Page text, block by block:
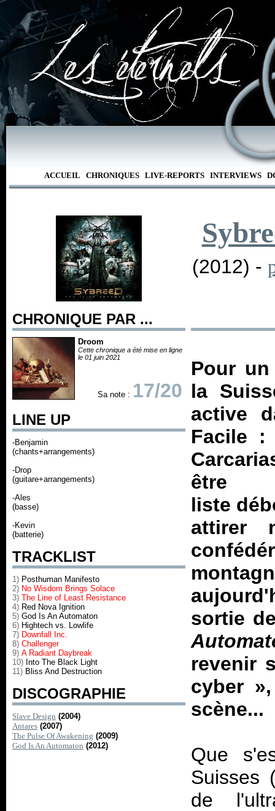
ACCUEIL CHRONIQUES LIVE-REPORTS INTERVIEWS
CHRONIQUE PAR ...
Droom
Cette chronique a été mise en ligne
le 01 juin 2021
Sa note : 17/20
LINE UP
-Benjamin
(chants+arrangements)
-Drop
(guitare+arrangements)
-Ales
(basse)
-Kevin
(batterie)
TRACKLIST
1) Posthuman Manifesto
2) No Wisdom Brings Solace
3) The Line of Least Resistance
4) Red Nova Ignition
5) God Is An Automaton
6) Hightech vs. Lowlife
7) Downfall Inc.
8) Challenger
9) A Radiant Daybreak
10) Into The Black Light
11) Bliss And Destruction
DISCOGRAPHIE
Slave Design (2004)
Antares (2007)
The Pulse Of Awakening (2009)
God Is An Automaton (2012)
(2012) -
Pour
la
active
Facile :
être
liste
attirer
sortie
revenir
cyber
scène...
Que
Suisses
de